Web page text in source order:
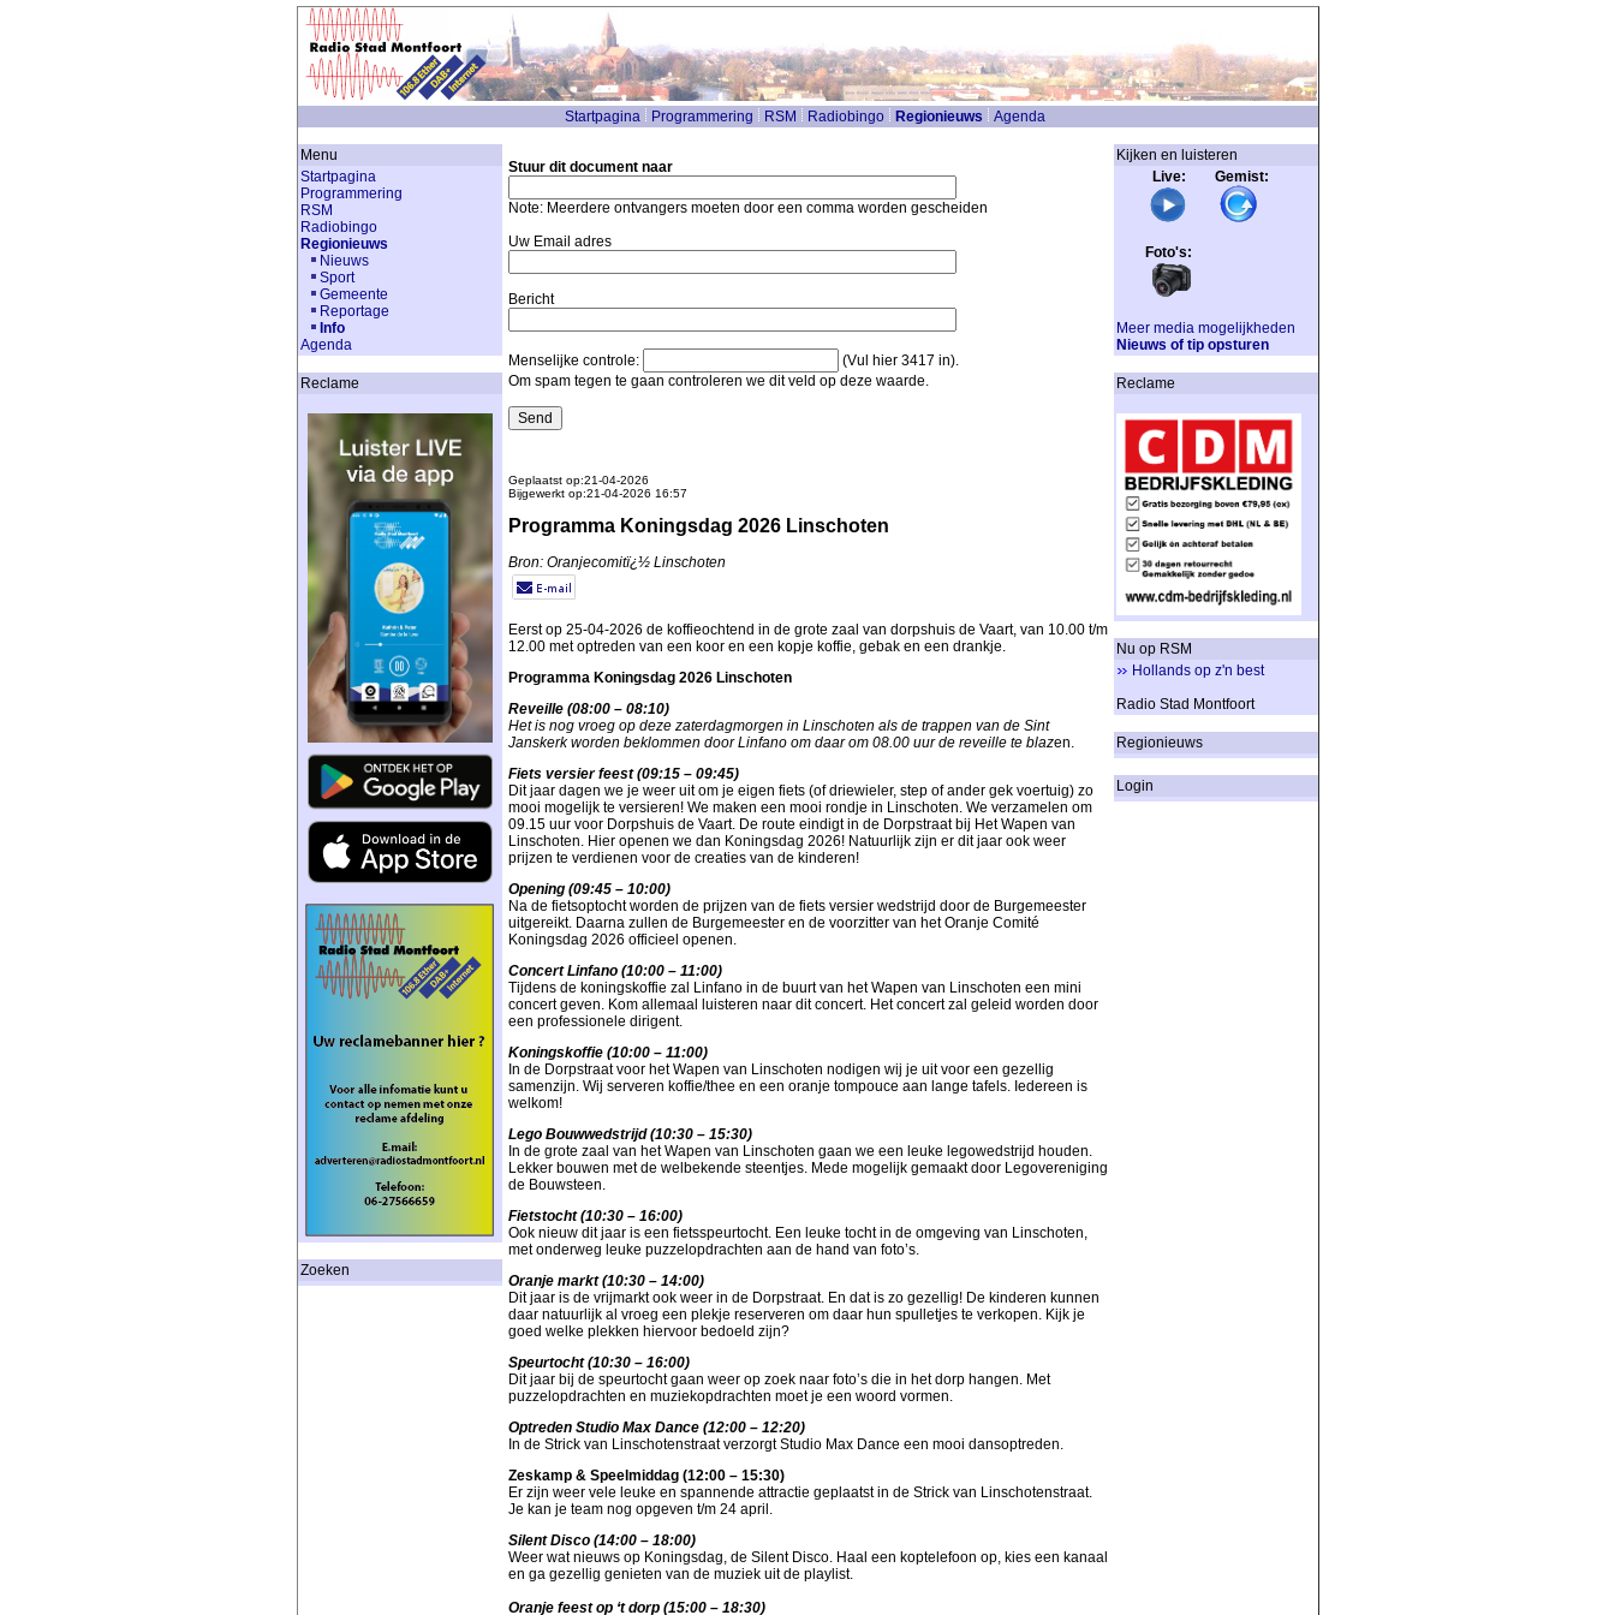
Startpagina Programmering RSM Radiobingo Regionieuws Agenda
Menu
Startpagina
Programmering
RSM
Radiobingo
Regionieuws
Nieuws
Sport
Gemeente
Reportage
Info
Agenda
Reclame
Zoeken
Stuur dit document naar
Note: Meerdere ontvangers moeten door een comma worden gescheiden
Uw Email adres
Bericht
Menselijke controle:
(Vul hier 3417 in).
Om spam tegen te gaan controleren we dit veld op deze waarde.
Geplaatst op:21-04-2026
Bijgewerkt op:21-04-2026 16:57
Programma Koningsdag 2026 Linschoten
Bron: Oranjecomitï¿½ Linschoten
Eerst op 25-04-2026 de koffieochtend in de grote zaal van dorpshuis de Vaart, van 10.00 t/m
12.00 met optreden van een koor en een kopje koffie, gebak en een drankje.
Programma Koningsdag 2026 Linschoten
Reveille (08:00 – 08:10)
Het is nog vroeg op deze zaterdagmorgen in Linschoten als de trappen van de Sint
Janskerk worden beklommen door Linfano om daar om 08.00 uur de reveille te blazen.
Fiets versier feest (09:15 – 09:45)
Dit jaar dagen we je weer uit om je eigen fiets (of driewieler, step of ander gek voertuig) zo
mooi mogelijk te versieren! We maken een mooi rondje in Linschoten. We verzamelen om
09.15 uur voor Dorpshuis de Vaart. De route eindigt in de Dorpstraat bij Het Wapen van
Linschoten. Hier openen we dan Koningsdag 2026! Natuurlijk zijn er dit jaar ook weer
prijzen te verdienen voor de creaties van de kinderen!
Opening (09:45 – 10:00)
Na de fietsoptocht worden de prijzen van de fiets versier wedstrijd door de Burgemeester
uitgereikt. Daarna zullen de Burgemeester en de voorzitter van het Oranje Comité
Koningsdag 2026 officieel openen.
Concert Linfano (10:00 – 11:00)
Tijdens de koningskoffie zal Linfano in de buurt van het Wapen van Linschoten een mini
concert geven. Kom allemaal luisteren naar dit concert. Het concert zal geleid worden door
een professionele dirigent.
Koningskoffie (10:00 – 11:00)
In de Dorpstraat voor het Wapen van Linschoten nodigen wij je uit voor een gezellig
samenzijn. Wij serveren koffie/thee en een oranje tompouce aan lange tafels. Iedereen is
welkom!
Lego Bouwwedstrijd (10:30 – 15:30)
In de grote zaal van het Wapen van Linschoten gaan we een leuke legowedstrijd houden.
Lekker bouwen met de welbekende steentjes. Mede mogelijk gemaakt door Legovereniging
de Bouwsteen.
Fietstocht (10:30 – 16:00)
Ook nieuw dit jaar is een fietsspeurtocht. Een leuke tocht in de omgeving van Linschoten,
met onderweg leuke puzzelopdrachten aan de hand van foto’s.
Oranje markt (10:30 – 14:00)
Dit jaar is de vrijmarkt ook weer in de Dorpstraat. En dat is zo gezellig! De kinderen kunnen
daar natuurlijk al vroeg een plekje reserveren om daar hun spulletjes te verkopen. Kijk je
goed welke plekken hiervoor bedoeld zijn?
Speurtocht (10:30 – 16:00)
Dit jaar bij de speurtocht gaan weer op zoek naar foto’s die in het dorp hangen. Met
puzzelopdrachten en muziekopdrachten moet je een woord vormen.
Optreden Studio Max Dance (12:00 – 12:20)
In de Strick van Linschotenstraat verzorgt Studio Max Dance een mooi dansoptreden.
Zeskamp & Speelmiddag (12:00 – 15:30)
Er zijn weer vele leuke en spannende attractie geplaatst in de Strick van Linschotenstraat.
Je kan je team nog opgeven t/m 24 april.
Silent Disco (14:00 – 18:00)
Weer wat nieuws op Koningsdag, de Silent Disco. Haal een koptelefoon op, kies een kanaal
en ga gezellig genieten van de muziek uit de playlist.
Oranje feest op ‘t dorp (15:00 – 18:30)
Kijken en luisteren
Live: Gemist:
Foto's:
Meer media mogelijkheden
Nieuws of tip opsturen
Reclame
Nu op RSM
Hollands op z'n best
Radio Stad Montfoort
Regionieuws
Login